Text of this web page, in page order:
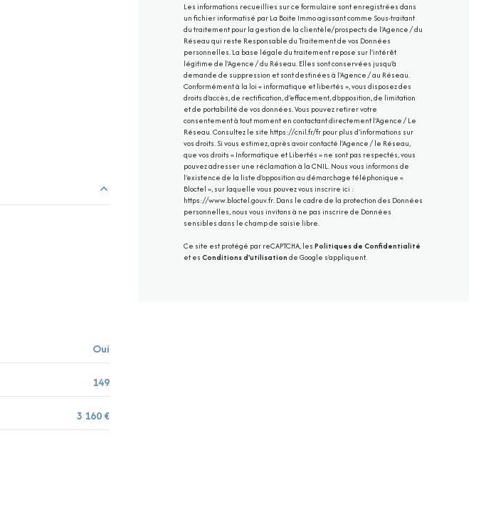
20 m²
Oui
149
3 160 €
Les informations recueillies sur ce formulaire sont enregistrées dans
un fichier informatisé par La Boite Immo agissant comme Sous-traitant
du traitement pour la gestion de la clientèle/prospects de l'Agence / du
Réseau qui reste Responsable du Traitement de vos Données
personnelles. La base légale du traitement repose sur l'intérêt
légitime de l'Agence / du Réseau. Elles sont conservées jusqu'à
demande de suppression et sont destinées à l'Agence / au Réseau.
Conformément à la loi « informatique et libertés », vous disposez des
droits d’accès, de rectification, d’effacement, d’opposition, de limitation
et de portabilité de vos données. Vous pouvez retirer votre
consentement à tout moment en contactant directement l’Agence / Le
Réseau. Consultez le site https://cnil.fr/frpour plus d’informations sur
vos droits. Si vous estimez, après avoir contacté l'Agence / le Réseau,
que vos droits « Informatique et Libertés » ne sont pas respectés, vous
pouvez adresser une réclamation à la CNIL. Nous vous informons de
l’existence de la liste d'opposition au démarchage téléphonique «
Bloctel », sur laquelle vous pouvez vous inscrire ici :
https://www.bloctel.gouv.fr. Dans le cadre de la protection des Données
personnelles, nous vous invitons à ne pas inscrire de Données
sensibles dans le champ de saisie libre.
Ce site est protégé par reCAPTCHA, les Politiques de Confidentialité
et es Conditions d'utilisation de Google s'appliquent.